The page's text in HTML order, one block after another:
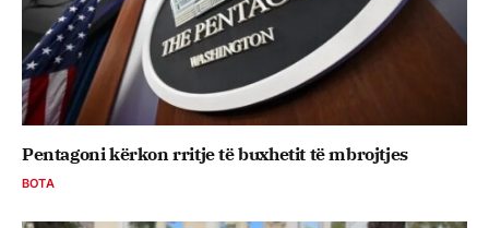
Pentagoni kërkon rritje të buxhetit të mbrojtjes
BOTA